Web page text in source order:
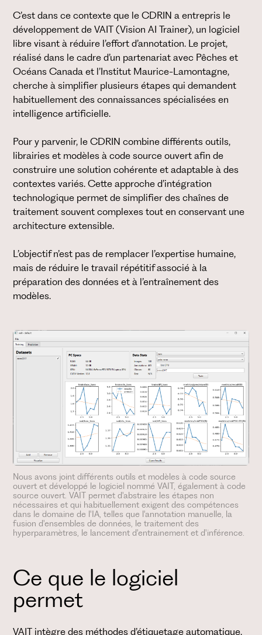
C’est dans ce contexte que le CDRIN a entrepris le
développement de VAIT (Vision AI Trainer), un logiciel
libre visant à réduire l’effort d’annotation. Le projet,
réalisé dans le cadre d’un partenariat avec Pêches et
Océans Canada et l’Institut Maurice-Lamontagne,
cherche à simplifier plusieurs étapes qui demandent
habituellement des connaissances spécialisées en
intelligence artificielle.
Pour y parvenir, le CDRIN combine différents outils,
librairies et modèles à code source ouvert afin de
construire une solution cohérente et adaptable à des
contextes variés. Cette approche d’intégration
technologique permet de simplifier des chaînes de
traitement souvent complexes tout en conservant une
architecture extensible.
L’objectif n’est pas de remplacer l’expertise humaine,
mais de réduire le travail répétitif associé à la
préparation des données et à l’entraînement des
modèles.
Nous avons joint différents outils et modèles à code source
ouvert et développé le logiciel nommé VAIT, également à code
source ouvert. VAIT permet d'abstraire les étapes non
nécessaires et qui habituellement exigent des compétences
dans le domaine de l'IA, telles que l'annotation manuelle, la
fusion d'ensembles de données, le traitement des
hyperparamètres, le lancement d'entrainement et d'inférence.
Ce que le logiciel
permet